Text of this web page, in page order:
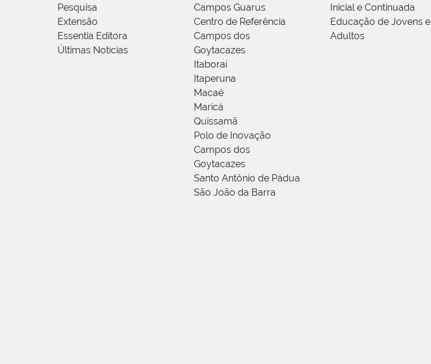
Pesquisa
Extensão
Essentia Editora
Últimas Notícias
Campos Guarus
Centro de Referência
Campos dos
Goytacazes
Itaboraí
Itaperuna
Macaé
Maricá
Quissamã
Polo de Inovação
Campos dos
Goytacazes
Santo Antônio de Pádua
São João da Barra
Inicial e Continuada
Educação de Jovens e
Adultos